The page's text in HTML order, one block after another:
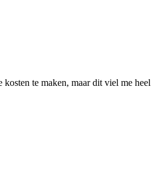
te maken, maar dit viel me heel